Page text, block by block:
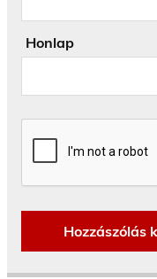
Honlap